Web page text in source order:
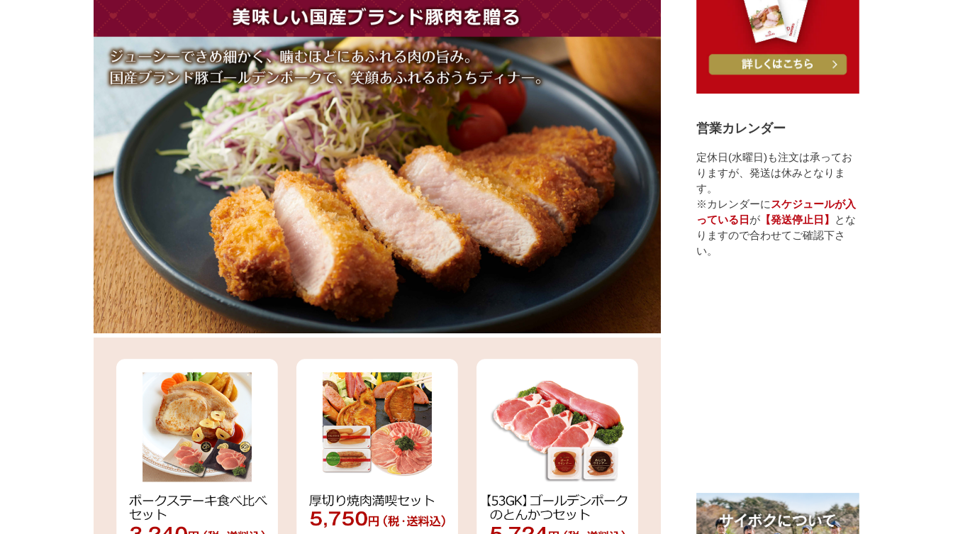
営業カレンダー
定休日(水曜日)も注文は承ってお
りますが、発送は休みとなりま
す。
※カレンダーに スケジュールが入
っている日 が 【発送停止日】
とな
りますので合わせてご確認下さ
い。